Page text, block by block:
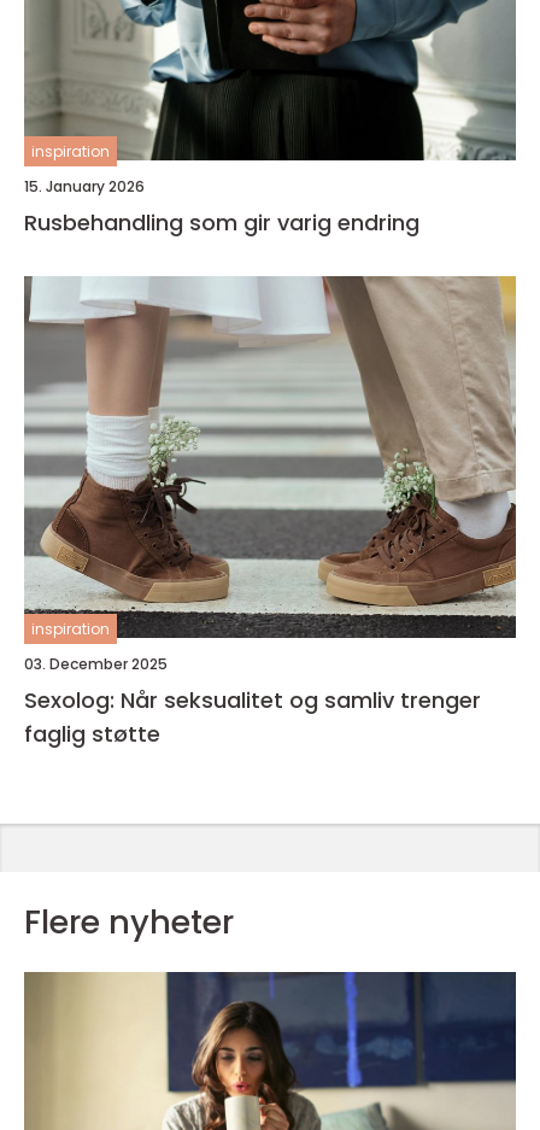
inspiration
15. January 2026
Rusbehandling som gir varig endring
inspiration
03. December 2025
Sexolog: Når seksualitet og samliv trenger
faglig støtte
Flere nyheter